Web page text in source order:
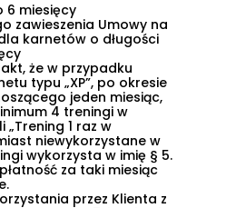
6 miesięcy
zawieszenia Umowy na
karnetów o długości
że w przypadku
typu „XP”, po okresie
jeden miesiąc,
4 treningi w
„Trening 1 raz w
niewykorzystane w
wykorzysta w imię § 5.
za taki miesiąc
przez Klienta z